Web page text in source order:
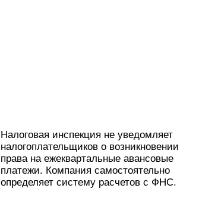
Налоговая инспекция не уведомляет
налогоплательщиков о возникновении
права на ежеквартальные авансовые
платежи. Компания самостоятельно
определяет систему расчетов с ФНС.